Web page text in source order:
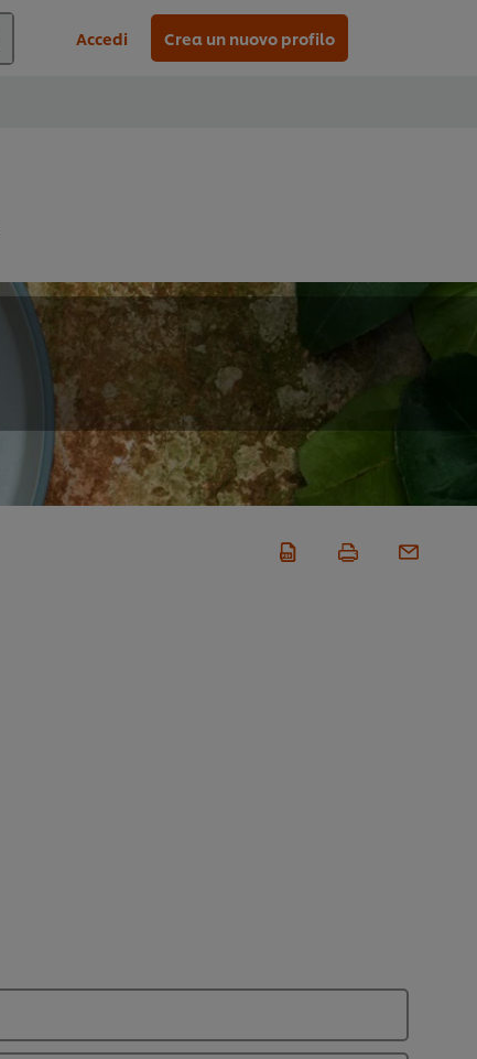
Accedi Crea un nuovo profilo